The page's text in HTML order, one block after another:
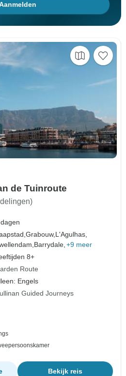
de Tuinroute
Grabouw,L'Agulhas,
Barrydale, +9 meer
8+
Route
Engels
Guided Journeys
Bekijk reis